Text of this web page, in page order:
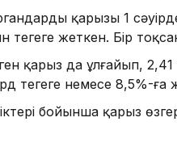
қарызы 1
теңгеге жеткен. Бір
қарыз да ұлғайып,
теңгеге немесе 8,5%-ға
бойынша қарыз